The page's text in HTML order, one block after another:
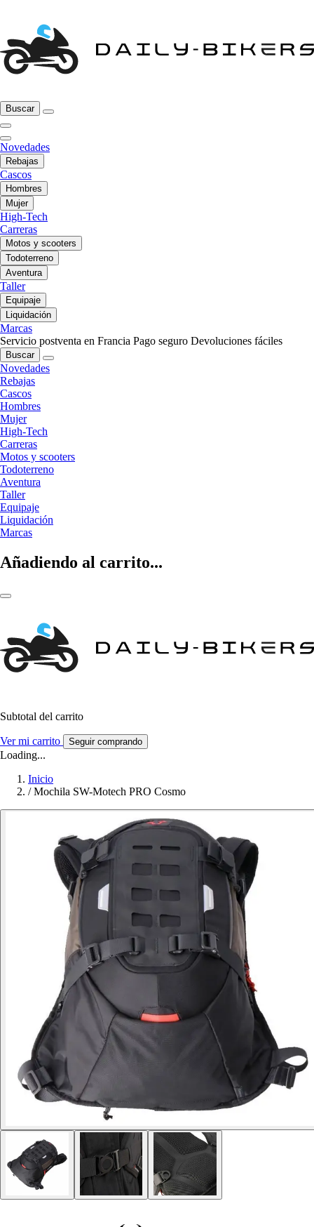
Buscar
Novedades
Rebajas
Cascos
Hombres
Mujer
High-Tech
Carreras
Motos y scooters
Todoterreno
Aventura
Taller
Equipaje
Liquidación
Marcas
Servicio postventa en Francia Pago seguro Devoluciones fáciles
Buscar
Novedades
Rebajas
Cascos
Hombres
Mujer
High-Tech
Carreras
Motos y scooters
Todoterreno
Aventura
Taller
Equipaje
Liquidación
Marcas
Añadiendo al carrito...
Subtotal del carrito
Ver mi carrito Seguir comprando
Loading...
Inicio
/ Mochila SW-Motech PRO Cosmo